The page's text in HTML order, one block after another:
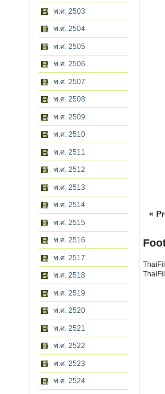
พ.ศ. 2503
พ.ศ. 2504
พ.ศ. 2505
พ.ศ. 2506
พ.ศ. 2507
พ.ศ. 2508
พ.ศ. 2509
พ.ศ. 2510
พ.ศ. 2511
พ.ศ. 2512
พ.ศ. 2513
พ.ศ. 2514
พ.ศ. 2515
พ.ศ. 2516
พ.ศ. 2517
พ.ศ. 2518
พ.ศ. 2519
พ.ศ. 2520
พ.ศ. 2521
พ.ศ. 2522
พ.ศ. 2523
พ.ศ. 2524
«